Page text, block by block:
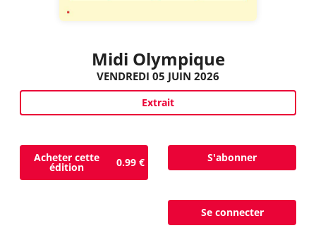
Midi Olympique
VENDREDI 05 JUIN 2026
Extrait
Acheter cette
édition 0.99 € S'abonner
Se connecter